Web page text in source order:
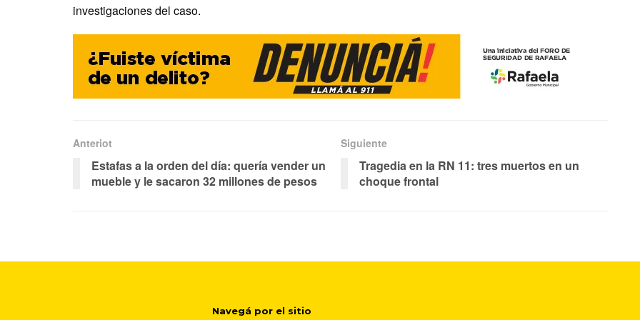
investigaciones del caso.
Anteriot
Estafas a la orden del día: quería vender un
mueble y le sacaron 32 millones de pesos
Siguiente
Tragedia en la RN 11: tres muertos en un
choque frontal
Navegá por el sitio